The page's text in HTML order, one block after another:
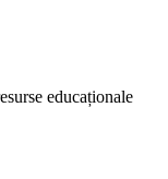
educaționale